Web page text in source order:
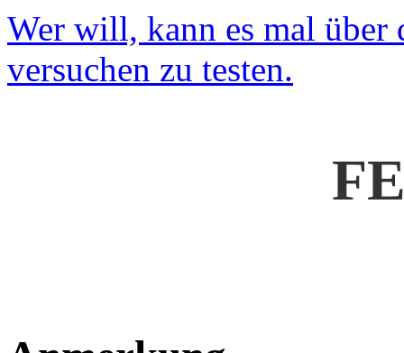
Wer will, kann es mal über
versuchen zu testen.